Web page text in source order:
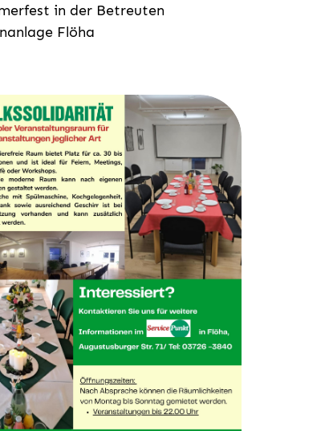
in der Betreuten
Flöha